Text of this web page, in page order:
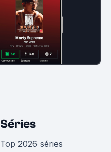
Séries
Top 2026 séries